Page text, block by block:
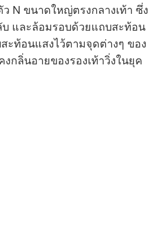
N ขนาดใหญ่ตรงกลางเท้า ซึ่ง
บ และล้อมรอบด้วยแถบสะท้อน
ะท้อนแสงไว้ตามจุดต่างๆ ของ
งกลิ่นอายของรองเท้าวิ่งในยุค